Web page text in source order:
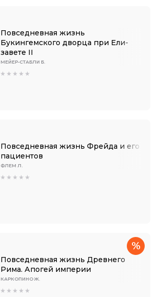
Повседневная жизнь
Букингемского дворца при Ели­
завете II
МЕЙЕР-СТАБЛИ Б.
Повседневная жизнь Фрейда и его
пациентов
ФЛЕМ Л.
Повседневная жизнь Древнего
Рима. Апогей империи
КАРКОПИНО Ж.
%